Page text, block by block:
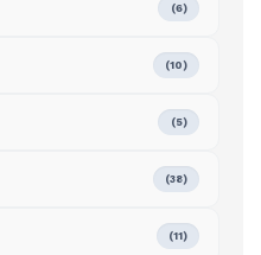
(6)
(10)
(5)
(38)
(11)